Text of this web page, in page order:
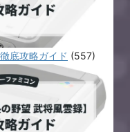
底攻略ガイド (557)